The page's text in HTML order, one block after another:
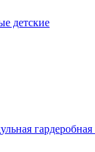
детские